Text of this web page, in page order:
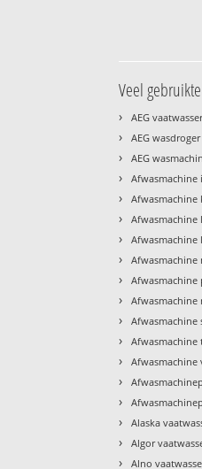
Veel
› AEG
› AEG wasdroger
› AEG
› Afwasmachine
› Afwasmachine
› Afwasmachine
› Afwasmachine
› Afwasmachine
› Afwasmachine
› Afwasmachine
› Afwasmachine
› Afwasmachine
› Afwasmachine
›
›
› Alaska
› Algor
› Alno